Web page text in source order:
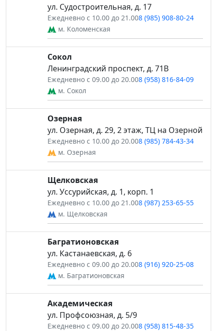
ул. Судостроительная, д. 17
Ежедневно с 10.00 до 21.008 (985) 908-80-24
м. Коломенская
Сокол
Ленинградский проспект, д. 71В
Ежедневно с 09.00 до 20.008 (958) 816-84-09
м. Сокол
Озерная
ул. Озерная, д. 29, 2 этаж, ТЦ на Озерной
Ежедневно с 10.00 до 20.008 (985) 784-43-34
м. Озерная
Щелковская
ул. Уссурийская, д. 1, корп. 1
Ежедневно с 10.00 до 21.008 (987) 253-65-55
м. Щелковская
Багратионовская
ул. Кастанаевская, д. 6
Ежедневно с 09.00 до 20.008 (916) 920-25-08
м. Багратионовская
Академическая
ул. Профсоюзная, д. 5/9
Ежедневно с 09.00 до 20.008 (958) 815-48-35